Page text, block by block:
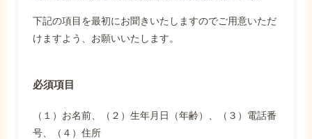
下記の項目を最初にお聞きいたしますのでご用意いただ
けますよう、お願いいたします。
必須項目
（１）お名前、（２）生年月日（年齢）、（３）電話番
号、（４）住所